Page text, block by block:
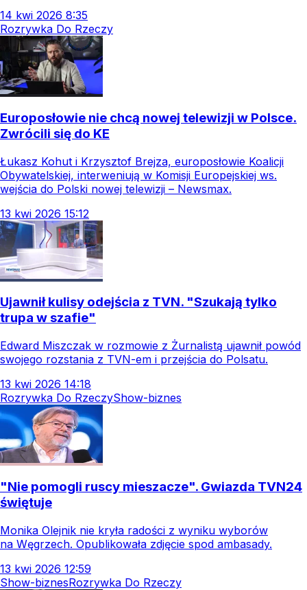
14 kwi 2026 8:35
Rozrywka Do Rzeczy
Europosłowie nie chcą nowej telewizji w Polsce.
Zwrócili się do KE
Łukasz Kohut i Krzysztof Brejza, europosłowie Koalicji
Obywatelskiej, interweniują w Komisji Europejskiej ws.
wejścia do Polski nowej telewizji – Newsmax.
13 kwi 2026 15:12
Ujawnił kulisy odejścia z TVN. "Szukają tylko
trupa w szafie"
Edward Miszczak w rozmowie z Żurnalistą ujawnił powód
swojego rozstania z TVN-em i przejścia do Polsatu.
13 kwi 2026 14:18
Rozrywka Do RzeczyShow-biznes
"Nie pomogli ruscy mieszacze". Gwiazda TVN24
świętuje
Monika Olejnik nie kryła radości z wyniku wyborów
na Węgrzech. Opublikowała zdjęcie spod ambasady.
13 kwi 2026 12:59
Show-biznesRozrywka Do Rzeczy